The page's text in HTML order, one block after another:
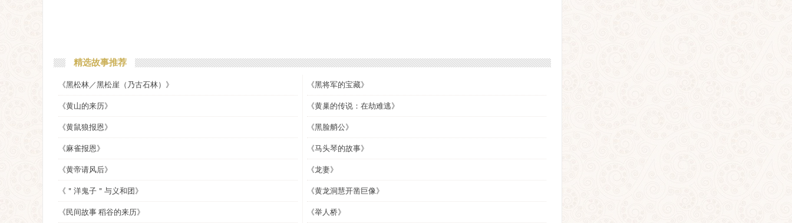
精选故事推荐
《黑松林／黑松崖（乃古石林）》 《黑将军的宝藏》
《黄山的来历》 《黄巢的传说：在劫难逃》
《黄鼠狼报恩》 《黑脸艄公》
《麻雀报恩》 《马头琴的故事》
《黄帝请风后》 《龙妻》
《＂洋鬼子＂与义和团》 《黄龙洞慧开凿巨像》
《民间故事 稻谷的来历》 《举人桥》